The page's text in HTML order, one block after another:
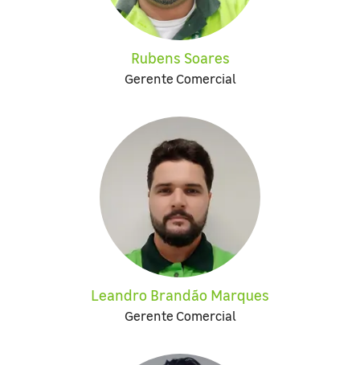
Rubens Soares
Gerente Comercial
Leandro Brandão Marques
Gerente Comercial